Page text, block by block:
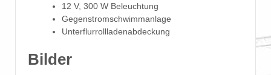
12 V, 300 W Beleuchtung
Gegenstromschwimmanlage
Unterflurrollladenabdeckung
Bilder